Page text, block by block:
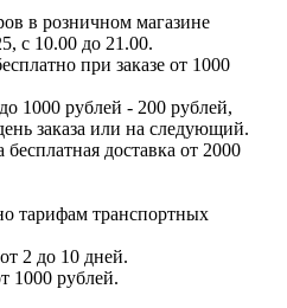
в розничном магазине
с 10.00 до 21.00.
при заказе от 1000
1000 рублей - 200 рублей,
заказа или на следующий.
доставка от 2000
тарифам транспортных
2 до 10 дней.
1000 рублей.